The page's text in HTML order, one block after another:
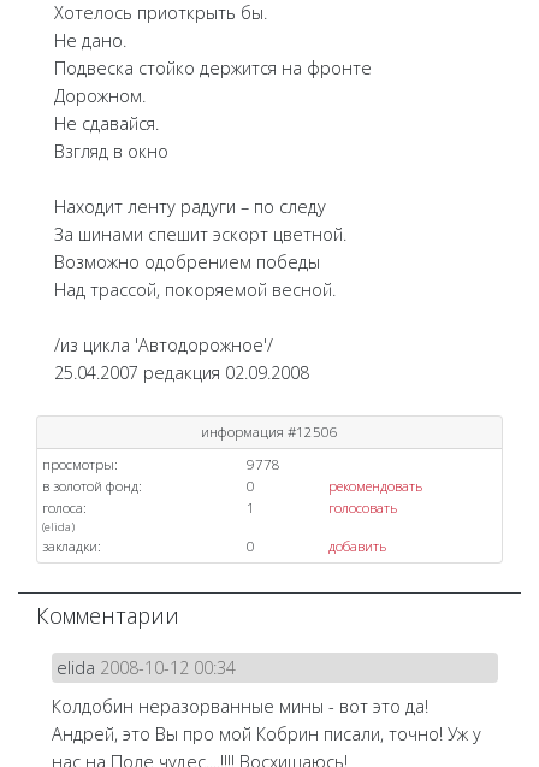
Хотелось приоткрыть бы.
Не дано.
Подвеска стойко держится на фронте
Дорожном.
Не сдавайся.
Взгляд в окно
Находит ленту радуги – по следу
За шинами спешит эскорт цветной.
Возможно одобрением победы
Над трассой, покоряемой весной.
/из цикла 'Автодорожное'/
25.04.2007 редакция 02.09.2008
информация #12506
просмотры:
9778
в золотой фонд:
0
рекомендовать
голоса:
1 голосовать
(elida)
закладки: 0 добавить
Комментарии
elida 2008-10-12 00:34
Колдобин неразорванные мины - вот это да!
Андрей, это Вы про мой Кобрин писали, точно! Уж у
нас на Поле чудес....!!!! Восхищаюсь!